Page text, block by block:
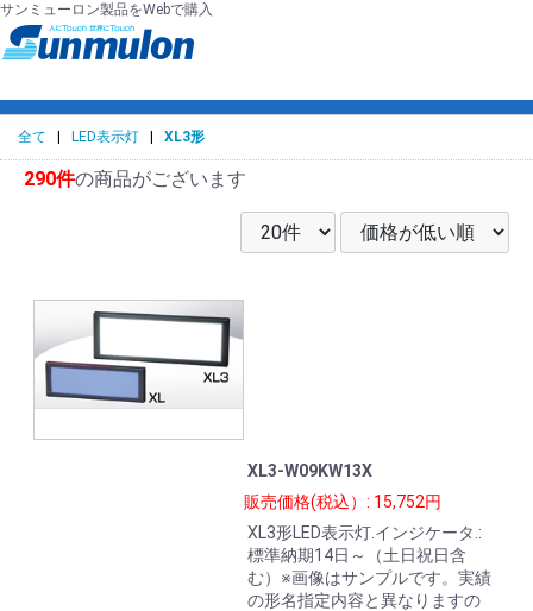
サンミューロン製品をWebで購入
全て LED表示灯 XL3形
290件の商品がございます
XL3-W09KW13X
販売価格(税込）: 15,752円
XL3形LED表示灯.インジケータ.:
標準納期14日～（土日祝日含
む）※画像はサンプルです。実績
の形名指定内容と異なりますの